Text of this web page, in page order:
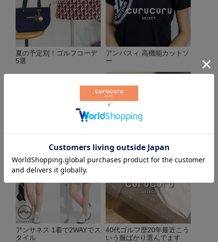
夏の予定別！ゴルフコーデ
5選
アンパスィ 高機能カットソ
ー
アンサネス 1着で2WAYでス
タイル
40代ゴルフ歴20年最近こう
いう服ばかり選んでます